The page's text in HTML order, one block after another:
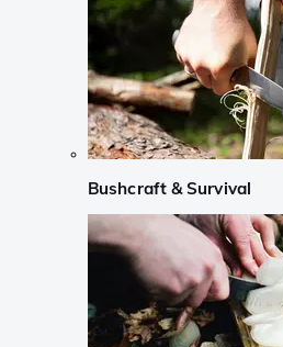
Bushcraft & Survival